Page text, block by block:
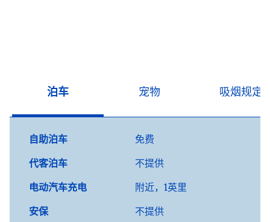
泊车 宠物 吸烟规定
自助泊车
免费
代客泊车
不提供
电动汽车充电
附近，1英里
安保
不提供